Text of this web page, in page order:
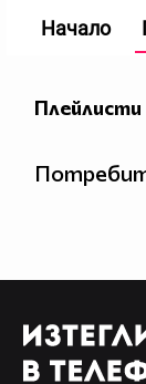
Плейлисти
Начало